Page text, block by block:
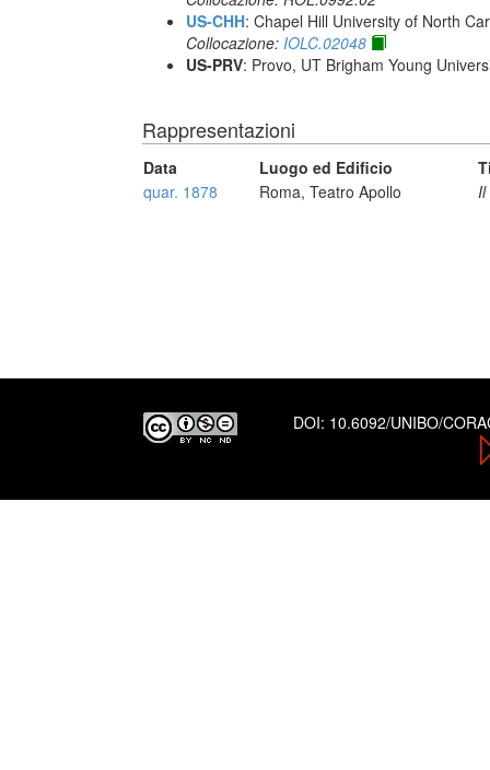
US-CHH: Chapel Hill University of North
Collocazione: IOLC.02048
US-PRV: Provo, UT Brigham Young
Rappresentazioni
Data Luogo ed Edificio
quar. 1878
Roma, Teatro Apollo Il
DOI: 10.6092/UNIBO/